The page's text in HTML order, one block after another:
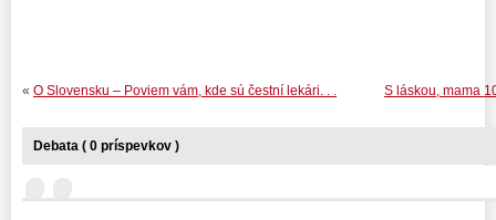
S láskou, mama
« O Slovensku – Poviem vám, kde sú čestní lekári. . .
Debata ( 0 príspevkov )